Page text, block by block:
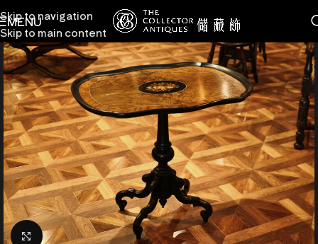
Skip to navigation
Skip to main content
MENU
點擊放大